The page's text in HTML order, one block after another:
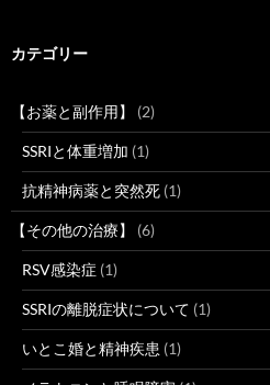
カテゴリー
【お薬と副作用】 (2)
SSRIと体重増加 (1)
抗精神病薬と突然死 (1)
【その他の治療】 (6)
RSV感染症 (1)
SSRIの離脱症状について (1)
いとこ婚と精神疾患 (1)